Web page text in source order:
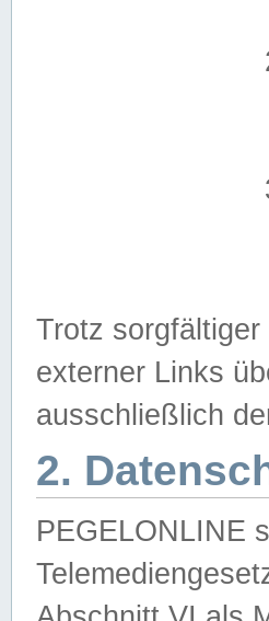
Trotz
externer Links
ausschließlich
2.
PEGELONLINE